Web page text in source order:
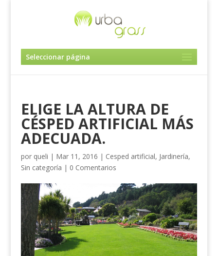
Seleccionar página
ELIGE LA ALTURA DE
CÉSPED ARTIFICIAL MÁS
ADECUADA.
por queli | Mar 11, 2016 | Cesped artificial, Jardinería,
Sin categoría | 0 Comentarios